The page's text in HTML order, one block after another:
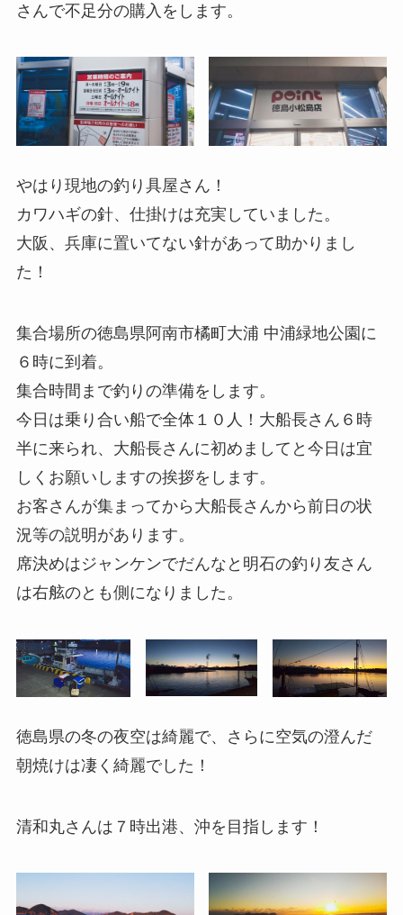
さんで不足分の購入をします。
やはり現地の釣り具屋さん！
カワハギの針、仕掛けは充実していました。
大阪、兵庫に置いてない針があって助かりまし
た！
集合場所の徳島県阿南市橘町大浦 中浦緑地公園に
６時に到着。
集合時間まで釣りの準備をします。
今日は乗り合い船で全体１０人！大船長さん６時
半に来られ、大船長さんに初めましてと今日は宜
しくお願いしますの挨拶をします。
お客さんが集まってから大船長さんから前日の状
況等の説明があります。
席決めはジャンケンでだんなと明石の釣り友さん
は右舷のとも側になりました。
徳島県の冬の夜空は綺麗で、さらに空気の澄んだ
朝焼けは凄く綺麗でした！
清和丸さんは７時出港、沖を目指します！